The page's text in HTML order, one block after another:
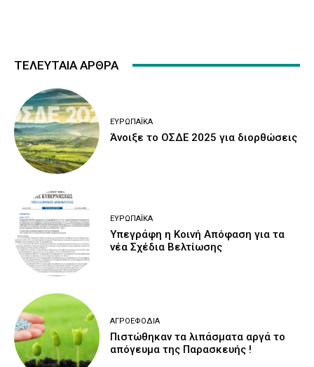
ΤΕΛΕΥΤΑΙΑ ΑΡΘΡΑ
ΕΥΡΩΠΑΪΚΆ
Άνοιξε το ΟΣΔΕ 2025 για διορθώσεις
ΕΥΡΩΠΑΪΚΆ
Υπεγράφη η Κοινή Απόφαση για τα
νέα Σχέδια Βελτίωσης
ΑΓΡΟΕΦΌΔΙΑ
Πιστώθηκαν τα λιπάσματα αργά το
απόγευμα της Παρασκευής !